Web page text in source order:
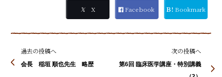
𝕏 X Facebook Ｂ! Bookmark
過去の投稿へ
会長 稲垣 順也先生 略歴
次の投稿へ
第6回 臨床医学講座・特別講義